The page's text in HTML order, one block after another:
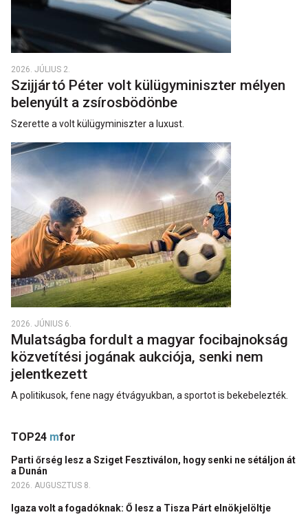
2026. JÚLIUS 2.
Szijjártó Péter volt külügyminiszter mélyen
belenyúlt a zsírosbödönbe
Szerette a volt külügyminiszter a luxust.
2026. JÚNIUS 6.
Mulatságba fordult a magyar focibajnokság
közvetítési jogának aukciója, senki nem
jelentkezett
A politikusok, fene nagy étvágyukban, a sportot is bekebelezték.
TOP24 mfor
Parti őrség lesz a Sziget Fesztiválon, hogy senki ne sétáljon át
a Dunán
2026. AUGUSZTUS 8.
Igaza volt a fogadóknak: Ő lesz a Tisza Párt elnökjelöltje